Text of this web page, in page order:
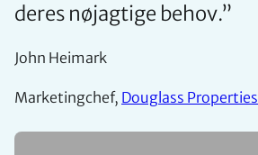
deres nøjagtige behov.”
John Heimark
Marketingchef, Douglass Properties